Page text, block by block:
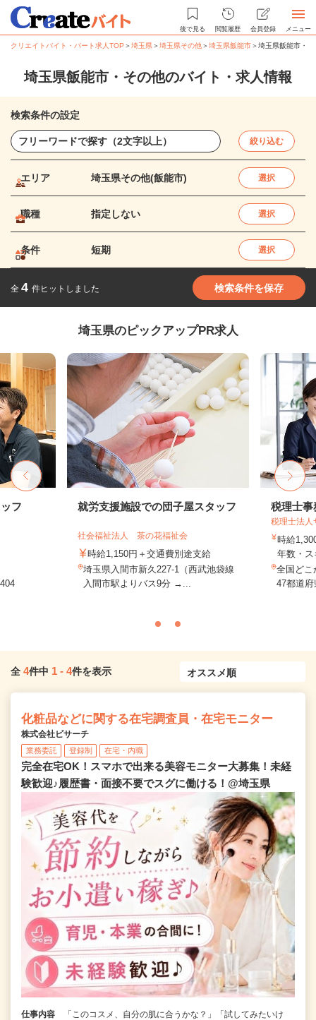
後で見る 閲覧履歴 会員登録 メニュー
クリエイトバイト・パート求人TOP ＞埼玉県＞埼玉県その他＞埼玉県飯能市＞埼玉県飯能市・
埼玉県飯能市・その他のバイト・求人情報
検索条件の設定
絞り込む
エリア 埼玉県その他(飯能市) 選択
職種 指定しない 選択
条件 短期 選択
全 4 件ヒットしました 検索条件を保存
埼玉県のピックアップPR求人
フ 就労支援施設での団子屋スタッフ
社会福祉法人 茶の花福祉会
時給1,150円＋交通費別途支給
埼玉県入間市新久227-1（西武池袋線
入間市駅よりバス9分 →...
税理士事
税理士法人
時給
年数・
全国どこ
47都道
全 4件中 1 - 4件を表示
化粧品などに関する在宅調査員・在宅モニター
株式会社ビサーチ
業務委託 登録制 在宅・内職
完全在宅OK！スマホで出来る美容モニター大募集！未経
験歓迎♪履歴書・面接不要でスグに働ける！@埼玉県
仕事内容
「このコスメ、自分の肌に合うかな？」「試してみたいけ